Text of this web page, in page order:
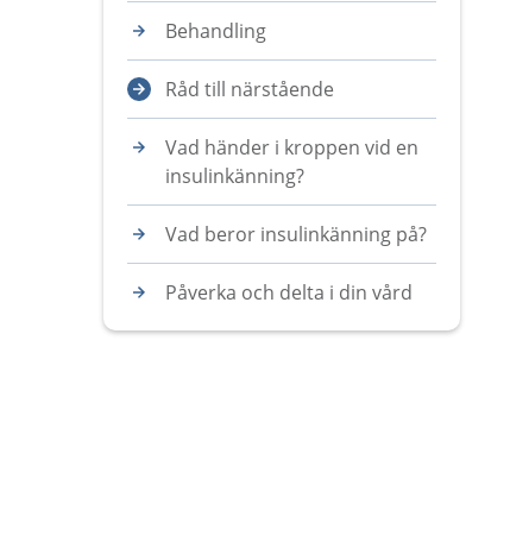
Behandling
Råd till närstående
Vad händer i kroppen vid en
insulinkänning?
Vad beror insulinkänning på?
Påverka och delta i din vård